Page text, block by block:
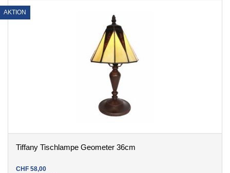
Tiffany Tischlampe Geometer 36cm
CHF 58,00
AKTION